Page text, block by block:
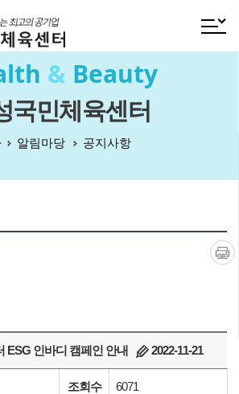
전체메
& Beauty
국민체육센터
알림마당 공지사항
인쇄
ESG 인바디 캠페인 안내 2022-11-21
조회수 6071